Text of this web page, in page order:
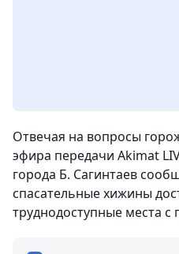
Отвечая на вопросы
эфира передачи Akimat
города Б. Сагинтаев
спасательные хижины
труднодоступные места